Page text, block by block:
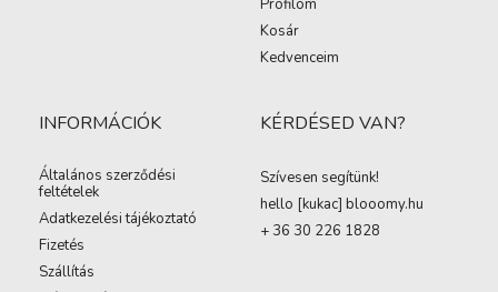
Kosár
Kedvenceim
INFORMÁCIÓK
Általános szerződési
feltételek
Adatkezelési tájékoztató
Fizetés
Szállítás
KÉRDÉSED VAN?
Szívesen segítünk!
hello [kukac] blooomy.hu
+ 36 30 226 1828